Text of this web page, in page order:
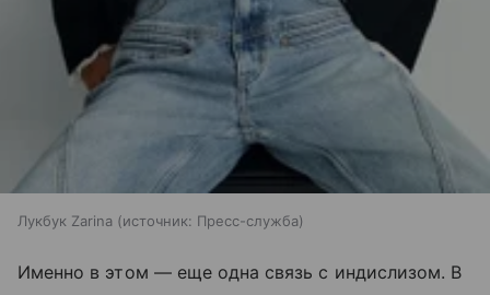
Лукбук Zarina источник: Пресс-служба
Именно в этом — еще одна связь с индислизом. В